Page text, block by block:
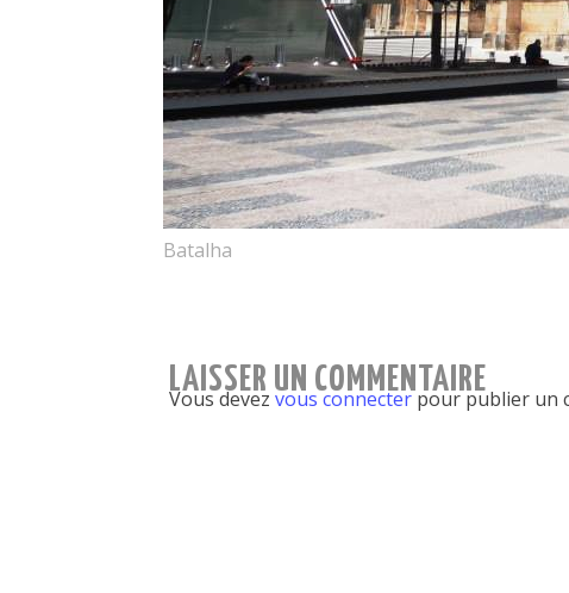
Batalha
LAISSER UN COMMENTAIRE
Vous devez vous connecterpour publier un